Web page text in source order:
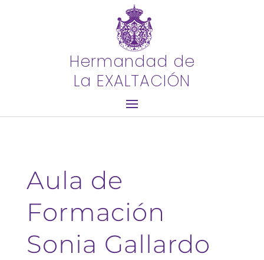
Hermandad de
La EXALTACIÓN
Aula de
Formación
Sonia Gallardo